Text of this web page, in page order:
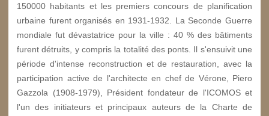
150000 habitants et les premiers concours de planification
urbaine furent organisés en 1931-1932. La Seconde Guerre
mondiale fut dévastatrice pour la ville : 40 % des bâtiments
furent détruits, y compris la totalité des ponts. Il s'ensuivit une
période d'intense reconstruction et de restauration, avec la
participation active de l'architecte en chef de Vérone, Piero
Gazzola (1908-1979), Président fondateur de l'ICOMOS et
l'un des initiateurs et principaux auteurs de la Charte de